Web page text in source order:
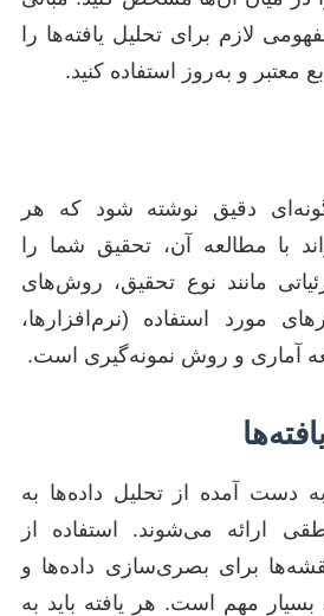
لازم برای تحلیل یافته‌ها را
معتبر و به‌روز استفاده کنید.
دقیق نوشته شود که هر
با مطالعه آن، تحقیق شما را
مانند نوع تحقیق، روش‌های
مورد استفاده (نرم‌افزارها،
آماری و روش نمونه‌گیری است.
دست آمده از تحلیل داده‌ها به
ارائه می‌شوند. استفاده از
برای بصری‌سازی داده‌ها و
مهم است. هر یافته باید به